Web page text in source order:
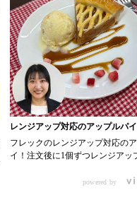
レンジアップ対応のアップルパイ
フレックのレンジアップ対応の
イ！注文後に1個ずつレンジアッ
んごが入っているので満足感もあ
powered by